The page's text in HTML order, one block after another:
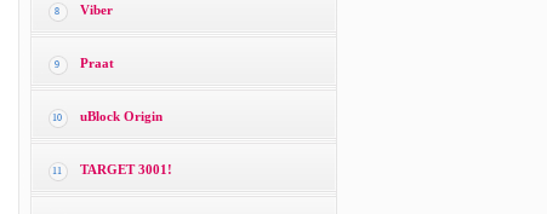
8 Viber
9 Praat
10 uBlock Origin
11 TARGET 3001!